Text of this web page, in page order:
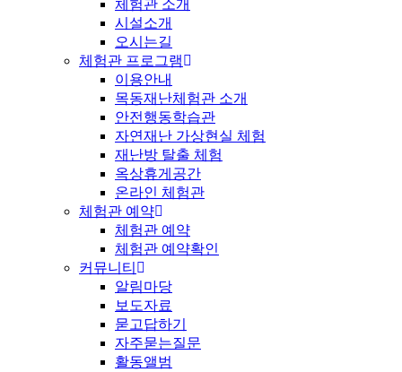
체험관 소개
시설소개
오시는길
체험관 프로그램
이용안내
목동재난체험관 소개
안전행동학습관
자연재난 가상현실 체험
재난방 탈출 체험
옥상휴게공간
온라인 체험관
체험관 예약
체험관 예약
체험관 예약확인
커뮤니티
알림마당
보도자료
묻고답하기
자주묻는질문
활동앨범